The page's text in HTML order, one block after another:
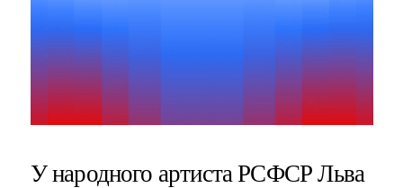
У народного артиста РСФСР Льва